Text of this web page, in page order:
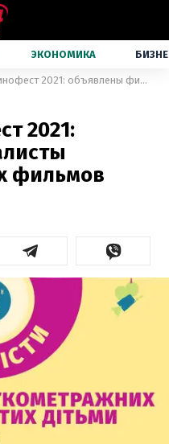
ЭКОНОМИКА
Чилдрен Кинофест 2021: объявлены финалисты конкурса детских фильмов
2021:
фильмов